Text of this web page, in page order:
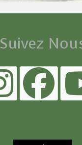
Suivez